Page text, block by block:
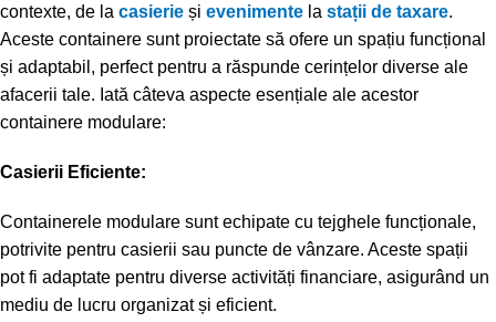
contexte, de la casierie și evenimente la stații de taxare.
Aceste containere sunt proiectate să ofere un spațiu funcțional
și adaptabil, perfect pentru a răspunde cerințelor diverse ale
afacerii tale. Iată câteva aspecte esențiale ale acestor
containere modulare:
Casierii Eficiente:
Containerele modulare sunt echipate cu tejghele funcționale,
potrivite pentru casierii sau puncte de vânzare. Aceste spații
pot fi adaptate pentru diverse activități financiare, asigurând un
mediu de lucru organizat și eficient.